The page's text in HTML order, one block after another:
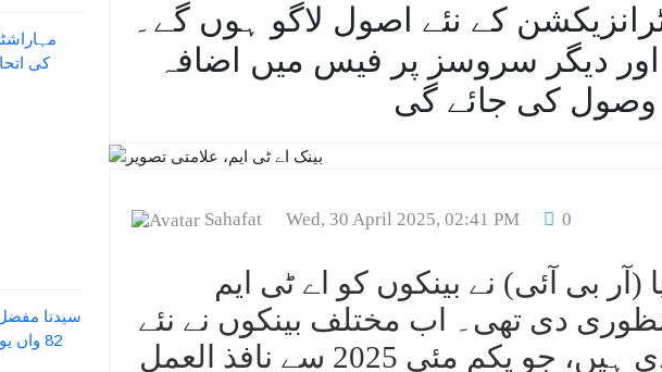
ٹی ایم ٹرانزیکشن کے نئے اصول لاگو ہوں گے۔
دیگر سروسز پر فیس میں اضافہ
وصول کی جائے گی
Sahafat Wed, 30 April 2025, 02:41 PM 0
بی آئی) نے بینکوں کو اے ٹی ایم
دی تھی۔ اب مختلف بینکوں نے نئے
اصولوں کی تفصیلات جاری کر دی ہیں، جو یکم مئی 2025 سے نافذ العمل